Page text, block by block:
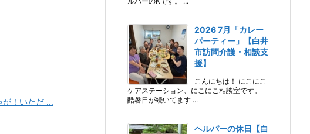
が！いただ ...
2026 7月「カレー
パーティー」【白井
市訪問介護・相談支
援】
こんにちは！ にこにこ
ケアステーション、にこにこ相談室です。
酷暑日が続いてます ...
ヘルパーの休日【白